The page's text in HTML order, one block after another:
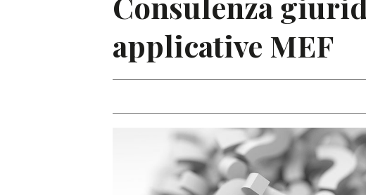
applicative MEF